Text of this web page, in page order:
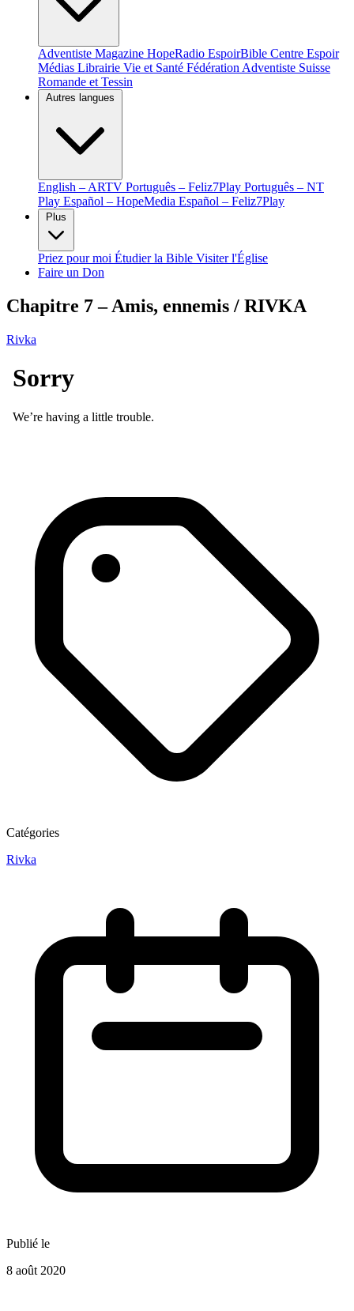
Adventiste Magazine HopeRadio EspoirBible Centre Espoir
Médias Librairie Vie et Santé Fédération Adventiste Suisse
Romande et Tessin
Autres langues
English – ARTV Português – Feliz7Play Português – NT
Play Español – HopeMedia Español – Feliz7Play
Plus
Priez pour moi Étudier la Bible Visiter l'Église
Faire un Don
Chapitre 7 – Amis, ennemis / RIVKA
Rivka
Catégories
Rivka
Publié le
8 août 2020